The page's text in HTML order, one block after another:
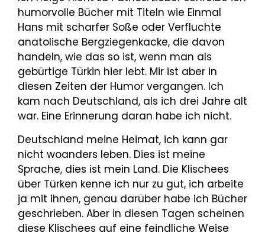
humorvolle Bücher mit Titeln wie Einmal
Hans mit scharfer Soße oder Verfluchte
anatolische Bergziegenkacke, die davon
handeln, wie das so ist, wenn man als
gebürtige Türkin hier lebt. Mir ist aber in
diesen Zeiten der Humor vergangen. Ich
kam nach Deutschland, als ich drei Jahre alt
war. Eine Erinnerung daran habe ich nicht.
Deutschland meine Heimat, ich kann gar
nicht woanders leben. Dies ist meine
Sprache, dies ist mein Land. Die Klischees
über Türken kenne ich nur zu gut, ich arbeite
ja mit ihnen, genau darüber habe ich Bücher
geschrieben. Aber in diesen Tagen scheinen
diese Klischees auf eine feindliche Weise